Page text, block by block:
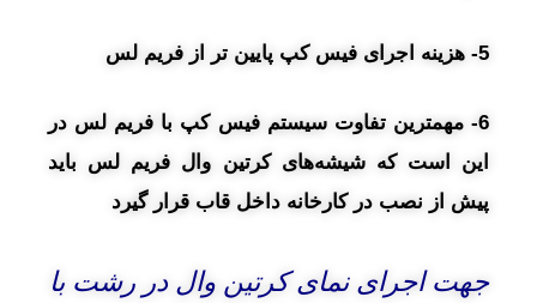
5- هزینه اجرای فیس کپ پایین تر از فریم لس
6- مهمترین تفاوت سیستم فیس کپ با فریم لس در
این است که شیشه‌های کرتین وال فریم لس باید
پیش از نصب در کارخانه داخل قاب قرار گیرد
جهت اجرای نمای کرتین وال در رشت با